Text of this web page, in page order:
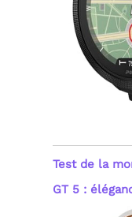
Test de la
GT 5 :